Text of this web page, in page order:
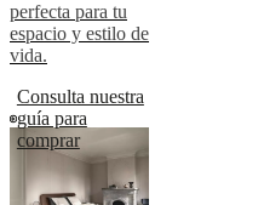
certifications Declaración
de
accesibilidad
ProgramProjectsArticles
and
news
perfecta para tu
espacio y estilo de
vida.
Consulta nuestra
guía para
comprar